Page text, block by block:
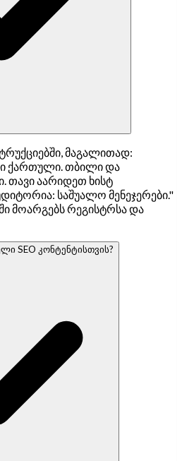
მაგალითად:
ქართული. თბილი და
აარიდეთ ხისტ
საშუალო მენეჯერები."
მოარგებს რეგისტრსა და
SEO კონტენტისთვის?